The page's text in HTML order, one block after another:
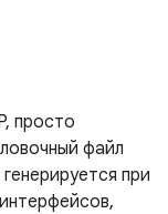
просто
файл
генерируется при